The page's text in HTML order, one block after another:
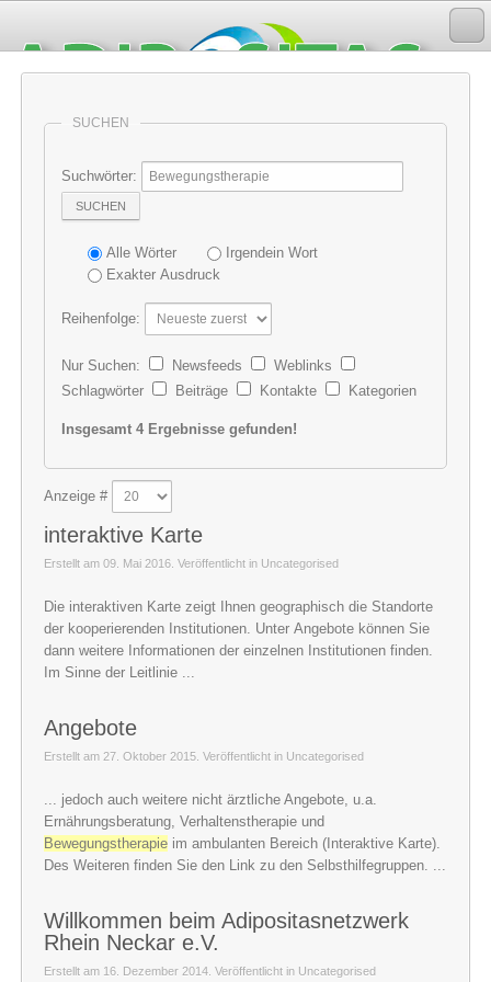
SUCHEN
Suchwörter:
SUCHEN
Alle Wörter
Irgendein Wort
Exakter Ausdruck
Reihenfolge:
Nur Suchen: Newsfeeds
Weblinks
Schlagwörter
Beiträge Kontakte Kategorien
Insgesamt 4 Ergebnisse gefunden!
Anzeige #
interaktive Karte
Erstellt am 09. Mai 2016. Veröffentlicht in Uncategorised
Die interaktiven Karte zeigt Ihnen geographisch die Standorte
der kooperierenden Institutionen. Unter Angebote können Sie
dann weitere Informationen der einzelnen Institutionen finden.
Im Sinne der Leitlinie ...
Angebote
Erstellt am 27. Oktober 2015. Veröffentlicht in Uncategorised
... jedoch auch weitere nicht ärztliche Angebote, u.a.
Ernährungsberatung, Verhaltenstherapie und
Bewegungstherapie im ambulanten Bereich (Interaktive Karte).
Des Weiteren finden Sie den Link zu den Selbsthilfegruppen. ...
Willkommen beim Adipositasnetzwerk
Rhein Neckar e.V.
Erstellt am 16. Dezember 2014. Veröffentlicht in Uncategorised